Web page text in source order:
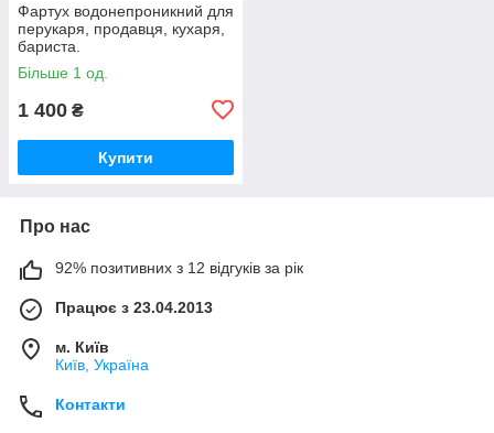
Фартух водонепроникний для
перукаря, продавця, кухаря,
бариста.
Більше 1 од.
1 400 ₴
Купити
Про нас
92% позитивних з 12 відгуків за рік
Працює з 23.04.2013
м. Київ
Київ, Україна
Контакти